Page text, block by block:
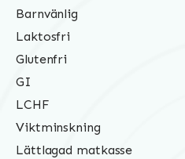
Barnvänlig
Laktosfri
Glutenfri
GI
LCHF
Viktminskning
Lättlagad matkasse